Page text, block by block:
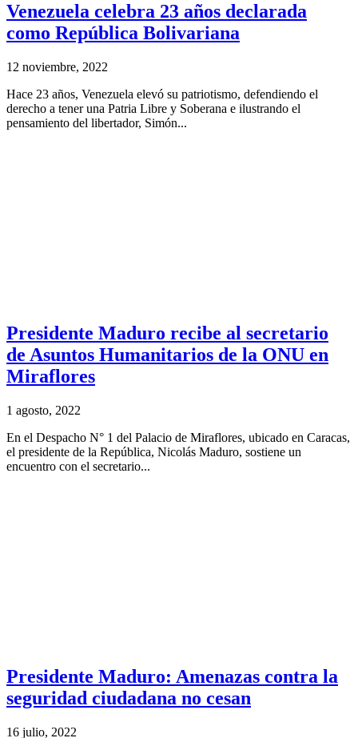
Venezuela celebra 23 años declarada
como República Bolivariana
12 noviembre, 2022
Hace 23 años, Venezuela elevó su patriotismo, defendiendo el
derecho a tener una Patria Libre y Soberana e ilustrando el
pensamiento del libertador, Simón...
Presidente Maduro recibe al secretario
de Asuntos Humanitarios de la ONU en
Miraflores
1 agosto, 2022
En el Despacho N° 1 del Palacio de Miraflores, ubicado en Caracas,
el presidente de la República, Nicolás Maduro, sostiene un
encuentro con el secretario...
Presidente Maduro: Amenazas contra la
seguridad ciudadana no cesan
16 julio, 2022